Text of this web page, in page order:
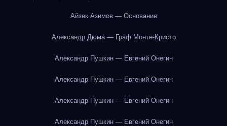
Айзек Азимов — Основание
Александр Дюма — Граф Монте-Кристо
Александр Пушкин — Евгений Онегин
Александр Пушкин — Евгений Онегин
Александр Пушкин — Евгений Онегин
Александр Пушкин — Евгений Онегин